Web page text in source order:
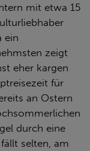
mit etwa 15
ein
zeigt
eher kargen
für
an Ostern
durch eine
selten, am